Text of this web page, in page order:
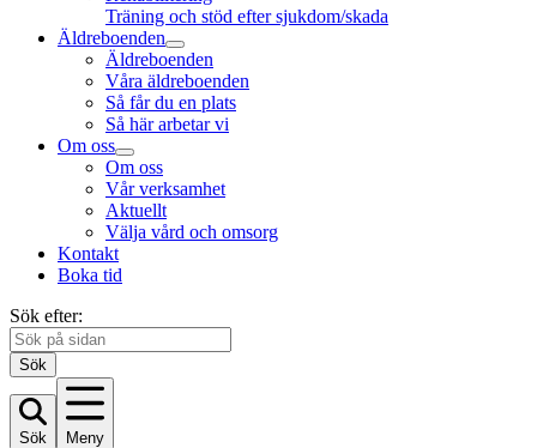
Träning och stöd efter sjukdom/skada
Äldreboenden
Äldreboenden
Våra äldreboenden
Så får du en plats
Så här arbetar vi
Om oss
Om oss
Vår verksamhet
Aktuellt
Välja vård och omsorg
Kontakt
Boka tid
Sök efter:
Sök
Sök Meny